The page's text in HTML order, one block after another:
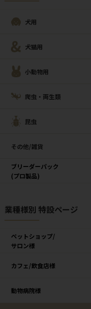
犬用
犬猫用
小動物用
爬虫・両生類
昆虫
その他/雑貨
ブリーダーパック
(プロ製品)
業種様別 特設ページ
ペットショップ/
サロン様
カフェ/飲食店様
動物病院様